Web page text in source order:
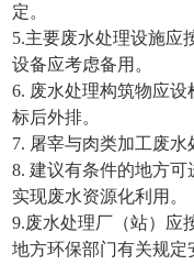
定。
5.主要废水处理设施应
设备应考虑备用。
6. 废水处理构筑物应
标后外排。
7. 屠宰与肉类加工废水
8. 建议有条件的地方可
实现废水资源化利用。
9.废水处理厂（站）应
地方环保部门有关规定